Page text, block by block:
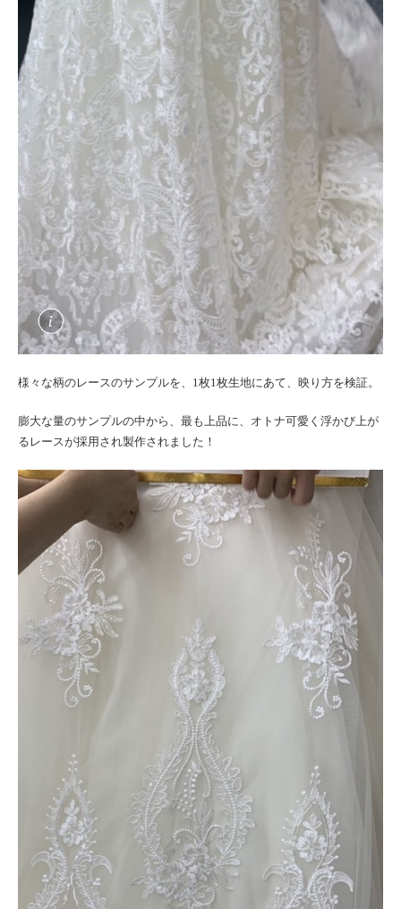
様々な柄のレースのサンプルを、1枚1枚生地にあて、映り方を検証。
膨大な量のサンプルの中から、最も上品に、オトナ可愛く浮かび上が
るレースが採用され製作されました！